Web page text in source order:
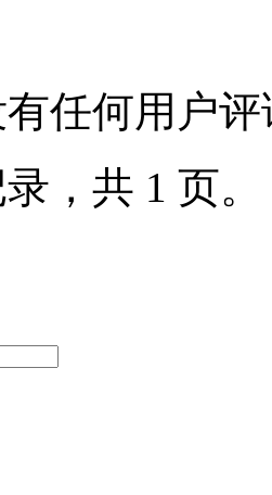
任何用户评
录，共 1 页。